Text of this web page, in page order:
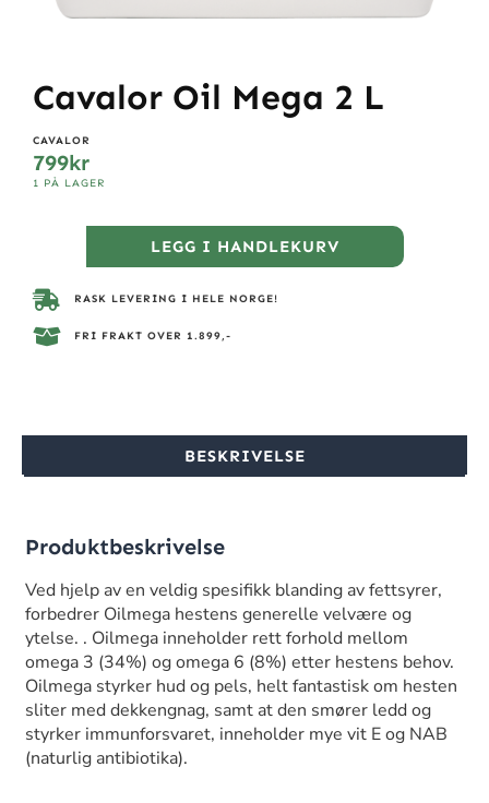
Cavalor Oil Mega 2 L
CAVALOR
799kr
1 PÅ LAGER
LEGG I HANDLEKURV
RASK LEVERING I HELE NORGE!
FRI FRAKT OVER 1.899,-
BESKRIVELSE
Produktbeskrivelse
Ved hjelp av en veldig spesifikk blanding av fettsyrer,
forbedrer Oilmega hestens generelle velvære og
ytelse. . Oilmega inneholder rett forhold mellom
omega 3 (34%) og omega 6 (8%) etter hestens behov.
Oilmega styrker hud og pels, helt fantastisk om hesten
sliter med dekkengnag, samt at den smører ledd og
styrker immunforsvaret, inneholder mye vit E og NAB
(naturlig antibiotika).